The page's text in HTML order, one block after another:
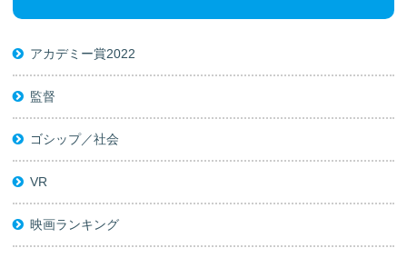
アカデミー賞2022
監督
ゴシップ／社会
VR
映画ランキング